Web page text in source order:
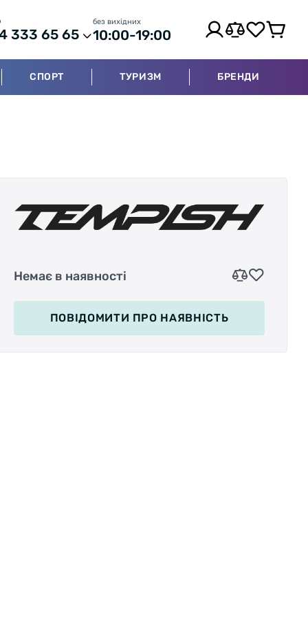
333 65 65
без вихідних
10:00-19:00
СПОРТ ТУРИЗМ БРЕНДИ
Немає в наявності
ПОВІДОМИТИ ПРО НАЯВНІСТЬ